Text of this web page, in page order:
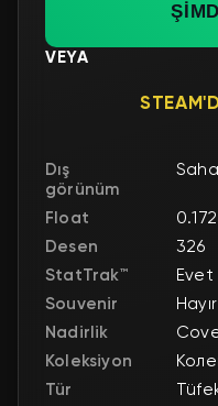
VEYA
Dış
görünüm
Float
Desen
326
StatTrak™
Evet
Souvenir
Hayır
Nadirlik
Koleksiyon
Tür